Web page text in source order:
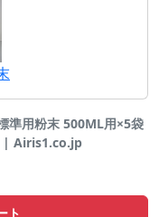
準用粉末 500ML用×5袋
| Airis1.co.jp
ト